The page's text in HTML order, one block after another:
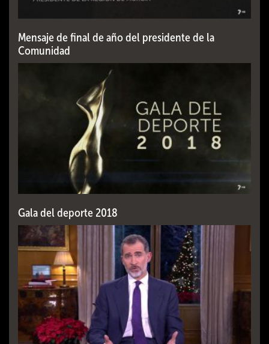
Mensaje de final de año del presidente de la
Comunidad
Gala del deporte 2018